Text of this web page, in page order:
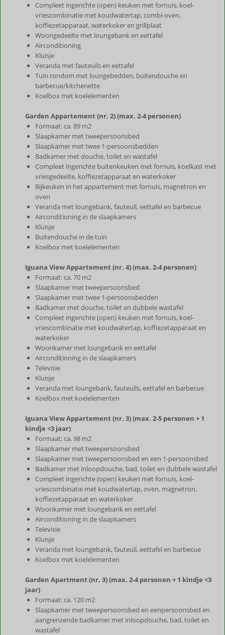
Compleet ingerichte (open) keuken met fornuis, koel-
vriescombinatie met koudwatertap, combi-oven,
koffiezetapparaat, waterkoker en grillplaat
Woongedeelte met loungebank en eettafel
Airconditioning
Kluisje
Veranda met fauteuils en eettafel
Tuin rondom met loungebedden, buitendouche en
barbecue/kitchenette
Koelbox met koelelementen
Garden Appartement (nr. 2) (max. 2-4 personen)
Formaat: ca. 89 m2
Slaapkamer met tweepersoonsbed
Slaapkamer met twee 1-persoonsbedden
Badkamer met douche, toilet en wastafel
Compleet ingerichte buitenkeuken met fornuis, koelkast met
vriesgedeelte, koffiezetapparaat en waterkoker
Bijkeuken in het appartement met fornuis, magnetron en
oven
Veranda met loungebank, fauteuil, eettafel en barbecue
Airconditioning in de slaapkamers
Kluisje
Buitendouche in de tuin
Koelbox met koelelementen
Iguana View Appartement (nr. 4) (max. 2-4 personen)
Formaat: ca. 70 m2
Slaapkamer met tweepersoonsbed
Slaapkamer met twee 1-persoonsbedden
Badkamer met douche, toilet en dubbele wastafel
Compleet ingerichte (open) keuken met fornuis, koel-
vriescombinatie met koudwatertap, koffiezetapparaat en
waterkoker
Woonkamer met loungebank en eettafel
Airconditioning in de slaapkamers
Televisie
Kluisje
Veranda met loungebank, fauteuils, eettafel en barbecue
Koelbox met koelelementen
Iguana View Appartement (nr. 3) (max. 2-5 personen + 1
kindje <3 jaar)
Formaat: ca. 98 m2
Slaapkamer met tweepersoonsbed
Slaapkamer met tweepersoonsbed en een 1-persoonsbed
Badkamer met inloopdouche, bad, toilet en dubbele wastafel
Compleet ingerichte (open) keuken met fornuis, koel-
vriescombinatie met koudwatertap, oven, magnetron,
koffiezetapparaat en waterkoker
Woonkamer met loungebank en eettafel
Airconditioning in de slaapkamers
Televisie
Kluisje
Veranda met loungebank, fauteuil, eettafel en barbecue
Koelbox met koelelementen
Garden Apartment (nr. 3) (max. 2-4 personen + 1 kindje <3
jaar)
Formaat: ca. 120 m2
Slaapkamer met tweepersoonsbed en eenpersoonsbed en
aangrenzende badkamer met inloopdouche, bad, toilet en
wastafel